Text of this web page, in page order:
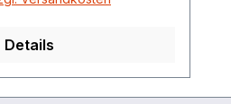
Details